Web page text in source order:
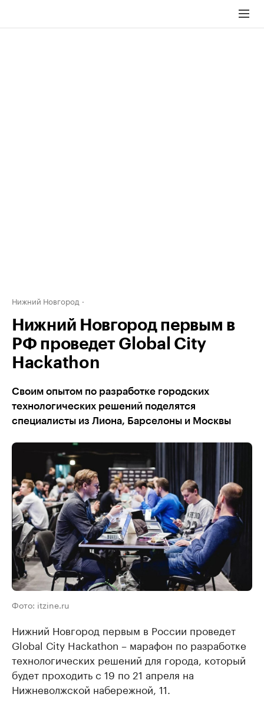
Нижний Новгород
Нижний Новгород первым в
РФ проведет Global Сity
Hackathon
Своим опытом по разработке городских
технологических решений поделятся
специалисты из Лиона, Барселоны и Москвы
Фото: itzine.ru
Нижний Новгород первым в России проведет
Global Сity Hackathon – марафон по разработке
технологических решений для города, который
будет проходить с 19 по 21 апреля на
Нижневолжской набережной, 11.